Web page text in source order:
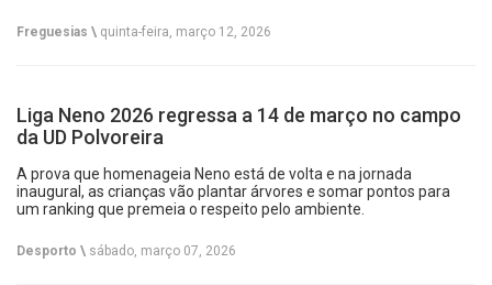
Freguesias \ quinta-feira, março 12, 2026
Liga Neno 2026 regressa a 14 de março no campo
da UD Polvoreira
A prova que homenageia Neno está de volta e na jornada
inaugural, as crianças vão plantar árvores e somar pontos para
um ranking que premeia o respeito pelo ambiente.
Desporto \ sábado, março 07, 2026